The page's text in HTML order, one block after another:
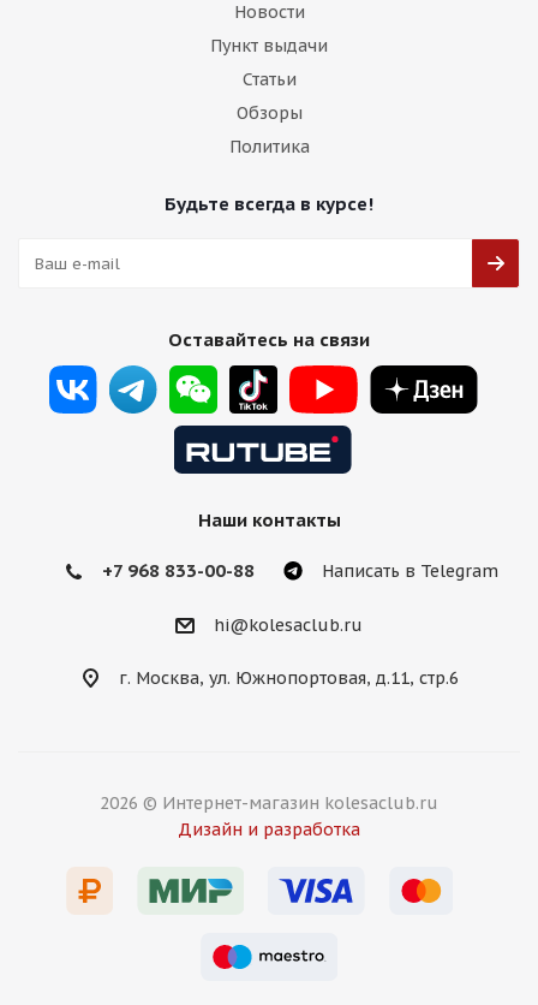
Новости
Пункт выдачи
Статьи
Обзоры
Политика
Будьте всегда в курсе!
Оставайтесь на связи
Наши контакты
+7 968 833-00-88 Написать в Telegram
hi@kolesaclub.ru
г. Москва, ул. Южнопортовая, д.11, стр.6
2026 © Интернет-магазин kolesaclub.ru
Дизайн и разработка